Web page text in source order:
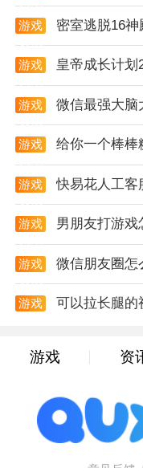
游戏
密室逃脱16
游戏
皇帝成长计划
游戏
微信最强大脑
游戏
给你一个棒棒
游戏
快易花人工客
游戏
男朋友打游
游戏
微信朋友圈怎
游戏
可以拉长腿的
游戏 资